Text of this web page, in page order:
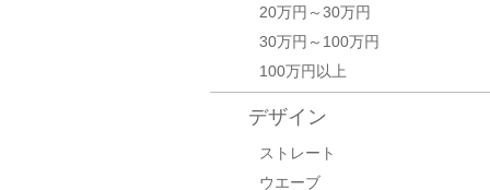
20万円～30万円
30万円～100万円
100万円以上
デザイン
ストレート
ウエーブ